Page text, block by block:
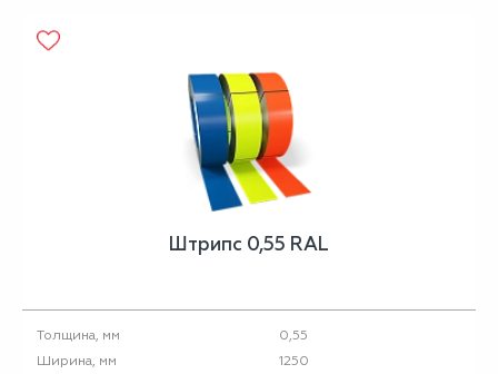
Штрипс 0,55 RAL
Толщина, мм
0,55
Ширина, мм
1250